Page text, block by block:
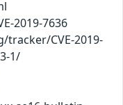
2019-7636
CVE-2019-
1/